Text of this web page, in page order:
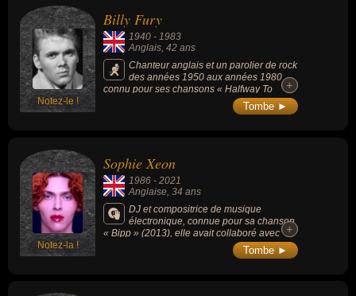
Notez-le !
Billy Fury
1940 - 1983
Anglais, 42 ans
Chanteur anglais et un parolier de rock
des années 1950 aux années 1980
connu pour ses chansons « Halfway To
Paradise » (1960), « A Wondrous Place »
(1960) ou « Last Night Was Made For Love »
+
+
Tombe ►
Notez-la !
Sophie Xeon
1986 - 2021
Anglaise , 34 ans
DJ et compositrice de musique
électronique, connue pour sa chanson
« Bipp » (2013), elle avait collaboré avec
Madonna, Vince Staples, Flume ou encore
+
+
Tombe ►